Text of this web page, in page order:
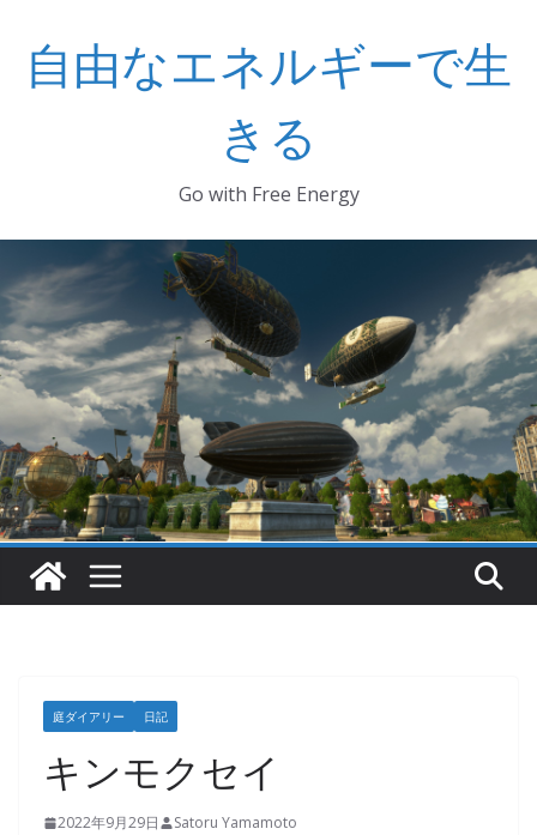
ッ
プ
自由なエネルギーで生
きる
Go with Free Energy
庭ダイアリー 日記
キンモクセイ
2022年9月29日 Satoru Yamamoto